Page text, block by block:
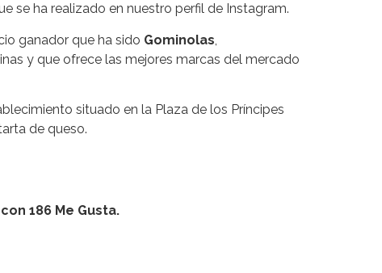
se ha realizado en nuestro perfil de Instagram.
ganador que ha sido Gominolas
y que ofrece las mejores marcas del mercado
situado en la Plaza de los Príncipes
de queso.
con 186 Me Gusta.